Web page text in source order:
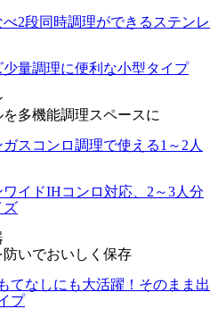
べ2段同時調理ができるステンレ
少量調理に便利な小型タイプ
多機能調理スペースに
ガスコンロ調理で使える1～2人
イドIHコンロ対応、2～3人分
ズ
いでおいしく保存
てなしにも大活躍！そのまま出
プ